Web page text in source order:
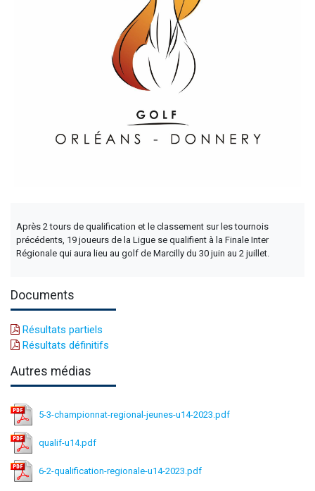
Après 2 tours de qualification et le classement sur les tournois
précédents, 19 joueurs de la Ligue se qualifient à la Finale Inter
Régionale qui aura lieu au golf de Marcilly du 30 juin au 2 juillet.
Documents
Résultats partiels
Résultats définitifs
Autres médias
5-3-championnat-regional-jeunes-u14-2023.pdf
qualif-u14.pdf
6-2-qualification-regionale-u14-2023.pdf